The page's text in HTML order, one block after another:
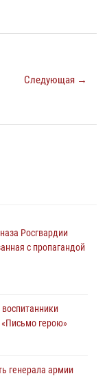
Следующая →
Росгвардии
с пропагандой
герою»
генерала армии